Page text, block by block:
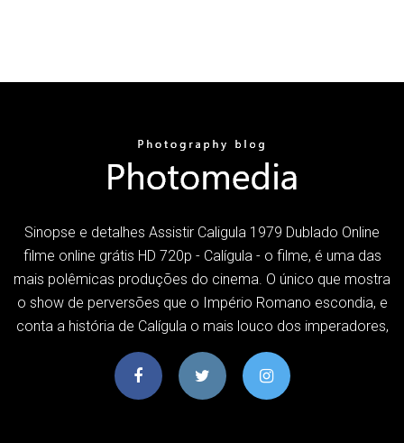
Sinopse e detalhes Assistir Caligula 1979 Dublado Online
filme online grátis HD 720p - Calígula - o filme, é uma das
mais polêmicas produções do cinema. O único que mostra
o show de perversões que o Império Romano escondia, e
conta a história de Calígula o mais louco dos imperadores,